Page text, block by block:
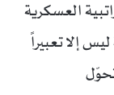
العسكرية
إلا تعبيراً